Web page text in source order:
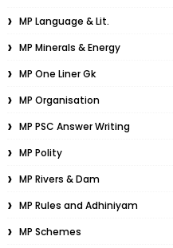
MP Language & Lit.
MP Minerals & Energy
MP One Liner Gk
MP Organisation
MP PSC Answer Writing
MP Polity
MP Rivers & Dam
MP Rules and Adhiniyam
MP Schemes